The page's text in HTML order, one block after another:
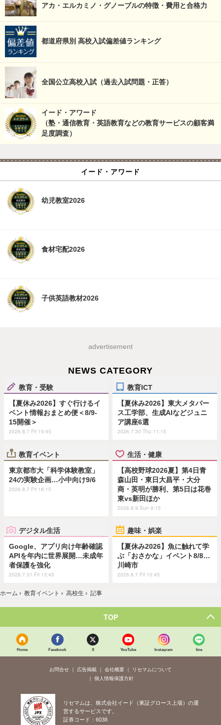
アカ・エルカミノ・グノーブルの特徴・費用と合格力
都道府県別 高校入試偏差値ランキング
全国公立高校入試（過去入試問題・正答）
イード・アワード
（塾・通信教育・英語教育などの教育サービスの顧客満
足度調査）
イード・アワード
幼児教室2026
食材宅配2026
子供英語教材2026
advertisement
NEWS CATEGORY
教育・受験
【夏休み2026】すぐ行けるイ
ベント情報おまとめ便＜8/9-
15開催＞
2026.8.7 Fri 19:45
教育ICT
【夏休み2026】東大メタバー
ス工学部、生成AIなどジュニ
ア講座6選
2026.7.30 Thu 11:15
教育イベント
東京都市大「科学体験教室」
24の実験企画…小中向け9/6
2026.8.7 Fri 18:15
生活・健康
【高校野球2026夏】第4日青
森山田・東日大昌平・大分
商・英明が勝利、第5日は花巻
東vs新田ほか
2026.8.9 Sun 9:15
デジタル生活
Google、アプリ向け年齢確認
APIを年内に世界展開…未成年
者保護を強化
2026.7.31 Fri 13:45
趣味・娯楽
【夏休み2026】魚に触れて学
ぶ「おさかな」イベント8/8…
川崎市
2026.8.7 Fri 10:45
ホーム › 教育イベント › 高校生 › 記事
TOP
Home Facebook X YouTube Instagram line
お問合せ 広告掲載 会社概要
リセマムについて
個人情報保護方針
リセマムは、株式会社イード（東証グロース上場）の運
営するサービスです。
証券コード：6038